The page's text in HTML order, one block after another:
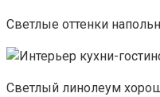
Светлые оттенки
Светлый линолеум